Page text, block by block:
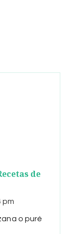
de
pm
o puré